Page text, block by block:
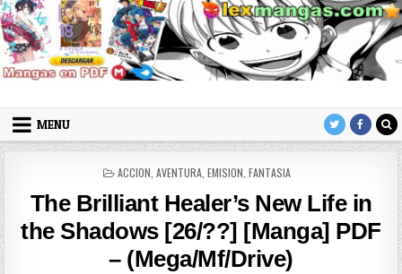
Skip to content
LexMangas
MENU
POSTED IN
ACCION AVENTURA, EMISION FANTASIA
The Brilliant Healer’s New Life in
the Shadows [26/??] [Manga] PDF
– (Mega/Mf/Drive)